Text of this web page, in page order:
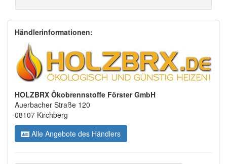
Händlerinformationen:
HOLZBRX Ökobrennstoffe Förster GmbH
Auerbacher Straße 120
08107 Kirchberg
Alle Angebote des Händlers